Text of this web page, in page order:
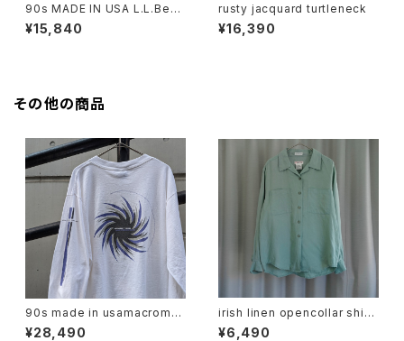
90s MADE IN USA L.L.Bean
Longbill Sunshade Cap
¥15,840
rusty jacquard turtleneck
¥16,390
その他の商品
90s made in usamacrome
dia l/s tee
¥28,490
irish linen opencollar shirt
"mint"
¥6,490